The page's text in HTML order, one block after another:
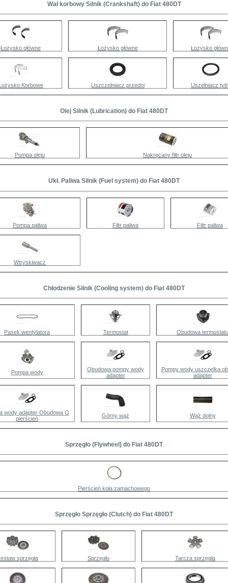
Wał korbowy Silnik (Crankshaft) do Fiat 480DT
Łożysko główne Łożysko główne Łożysko
Korbowe Uszczelniacz przedni Uszelniacz
Olej Silnik (Lubrication) do Fiat 480DT
Pompa oleju Nakręcany filtr oleju
Ukł. Paliwa Silnik (Fuel system) do Fiat 480DT
Pompa paliwa Filtr paliwa Filtr paliwa
Wtryskiwacz
Chłodzenie Silnik (Cooling system) do Fiat 480DT
Pasek wentylatora Termostat Obudowa termostatu
Pompa wody
Obudowa pompy wody
adapter
Pompy wody uszczelka
adapter
wody adapter Obudowa O
pierścień
Górny wąż Wąż dolny
Sprzęgło (Flywheel) do Fiat 480DT
Pierścień koła zamachowego
Sprzęgło Sprzęgło (Clutch) do Fiat 480DT
sprzęgła Sprzęgło Tarcza sprzęgła